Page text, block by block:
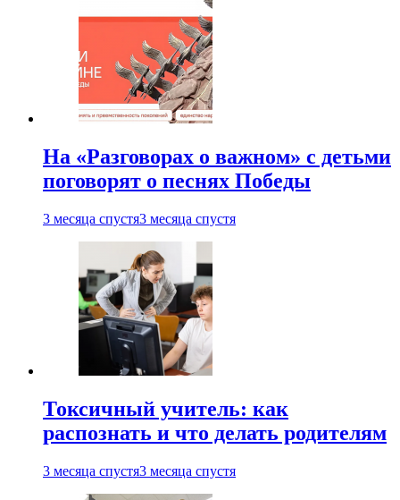
На «Разговорах о важном» с детьми
поговорят о песнях Победы
3 месяца спустя3 месяца спустя
Токсичный учитель: как
распознать и что делать родителям
3 месяца спустя3 месяца спустя